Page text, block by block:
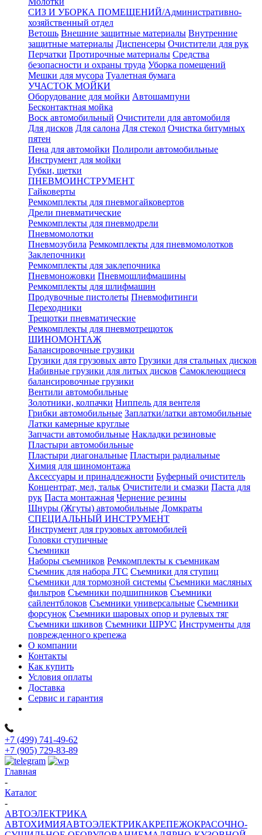
СИЗ И УБОРКА ПОМЕЩЕНИЙ/Административно-
хозяйственный отдел
Ветошь Внешние защитные материалы Внутренние
защитные материалы Диспенсеры Очистители для рук
Перчатки Протирочные материалы Средства
безопасности и охраны труда Уборка помещений
Мешки для мусора Туалетная бумага
УЧАСТОК МОЙКИ
Оборудование для мойки Автошампуни
Бесконтактная мойка
Воск автомобильный Очистители для автомобиля
Для дисков Для салона Для стекол Очистка битумных
пятен
Пена для автомойки Полироли автомобильные
Инструмент для мойки
Губки, щетки
ПНЕВМОИНСТРУМЕНТ
Гайковерты
Ремкомплекты для пневмогайковертов
Дрели пневматические
Ремкомплекты для пневмодрели
Пневмомолотки
Пневмозубила Ремкомплекты для пневмомолотков
Заклепочники
Ремкомплекты для заклепочника
Пневмоножовки Пневмошлифмашины
Ремкомплекты для шлифмашин
Продувочные пистолеты Пневмофитинги
Переходники
Трещотки пневматические
Ремкомплекты для пневмотрещоток
ШИНОМОНТАЖ
Балансировочные грузики
Грузики для грузовых авто Грузики для стальных дисков
Набивные грузики для литых дисков Самоклеющиеся
балансировочные грузики
Вентили автомобильные
Золотники, колпачки Ниппель для вентеля
Грибки автомобильные Заплатки/латки автомобильные
Латки камерные круглые
Запчасти автомобильные Накладки резиновые
Пластыри автомобильные
Пластыри диагональные Пластыри радиальные
Химия для шиномонтажа
Аксессуары и принадлежности Буферный очиститель
Концентрат, мел, тальк Очистители и смазки Паста для
рук Паста монтажная Чернение резины
Шнуры (Жгуты) автомобильные Домкраты
СПЕЦИАЛЬНЫЙ ИНСТРУМЕНТ
Инструмент для грузовых автомобилей
Головки ступичные
Съемники
Наборы съемников Ремкомплекты к съемникам
Съемник для набора JTC Съемники для ступиц
Съемники для тормозной системы Съемники масляных
фильтров Съемники подшипников Съемники
сайлентблоков Съемники универсальные Съемники
форсунок Съемники шаровых опор и рулевых тяг
Съемники шкивов Съемники ШРУС Инструменты для
поврежденного крепежа
О компании
Контакты
Как купить
Условия оплаты
Доставка
Сервис и гарантия
+7 (499) 741-49-62
+7 (905) 729-83-89
Главная
-
Каталог
-
АВТОЭЛЕКТРИКА
АВТОХИМИЯАВТОЭЛЕКТРИКАКРЕПЕЖОКРАСОЧНО-